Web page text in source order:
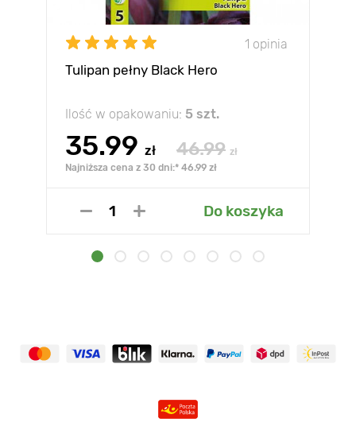
1 opinia
Tulipan pełny Black Hero
Ilość w opakowaniu: 5 szt.
35.99 zł 46.99 zł
Najniższa cena z 30 dni:* 46.99 zł
Do koszyka